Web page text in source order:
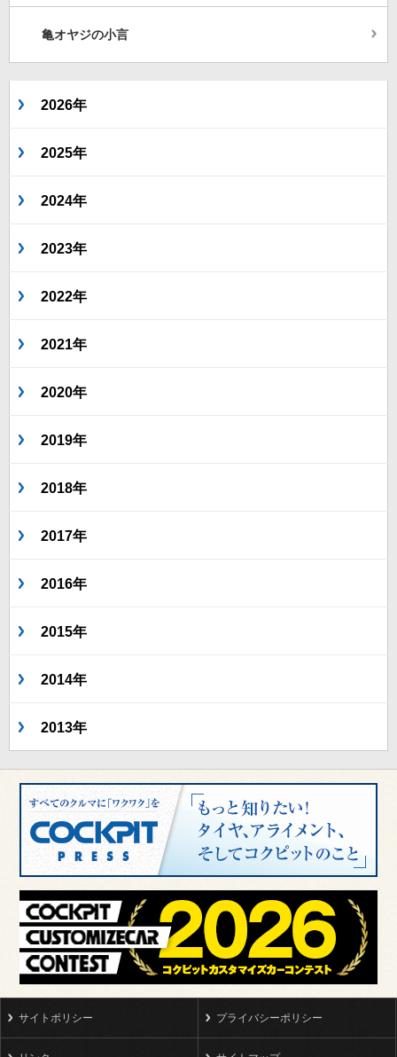
亀オヤジの小言
2026年
2025年
2024年
2023年
2022年
2021年
2020年
2019年
2018年
2017年
2016年
2015年
2014年
2013年
サイトポリシー プライバシーポリシー